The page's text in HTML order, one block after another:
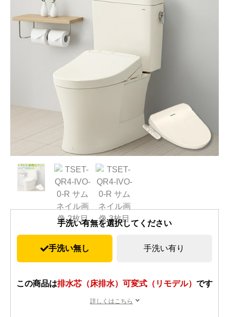
手洗い有無を選択してください
手洗い無し 手洗い有り
この商品は排水芯（床排水）可変式（リモデル） です
詳しくはこちら